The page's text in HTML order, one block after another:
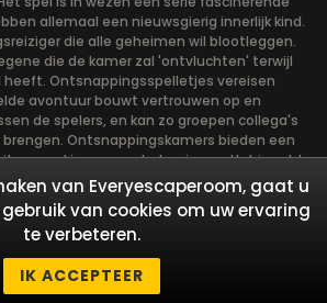
allemaal een nieuwsgierig innerlijk kind.
die alle geheimen wil blootleggen.
die de kamer zal 'ontvluchten' terwijl
heeft. Ontsnappingsspelletjes vereisen
avontuur bouwt vertrouwen op en
de spelers, en kan zo groepen collega's
Ontsnappingskamers bieden een
waard is om aan te beginnen. Het is echt
gaat als de teamleden hun
gebruiken om het
te bereiken. Er zijn in wezen vier rollen
nemen, die het meest zullen
van de groep. Laten we eens kijken wie
van Everyescaperoom, gaat u
van cookies om uw ervaring
te verbeteren.
IK ACCEPTEER